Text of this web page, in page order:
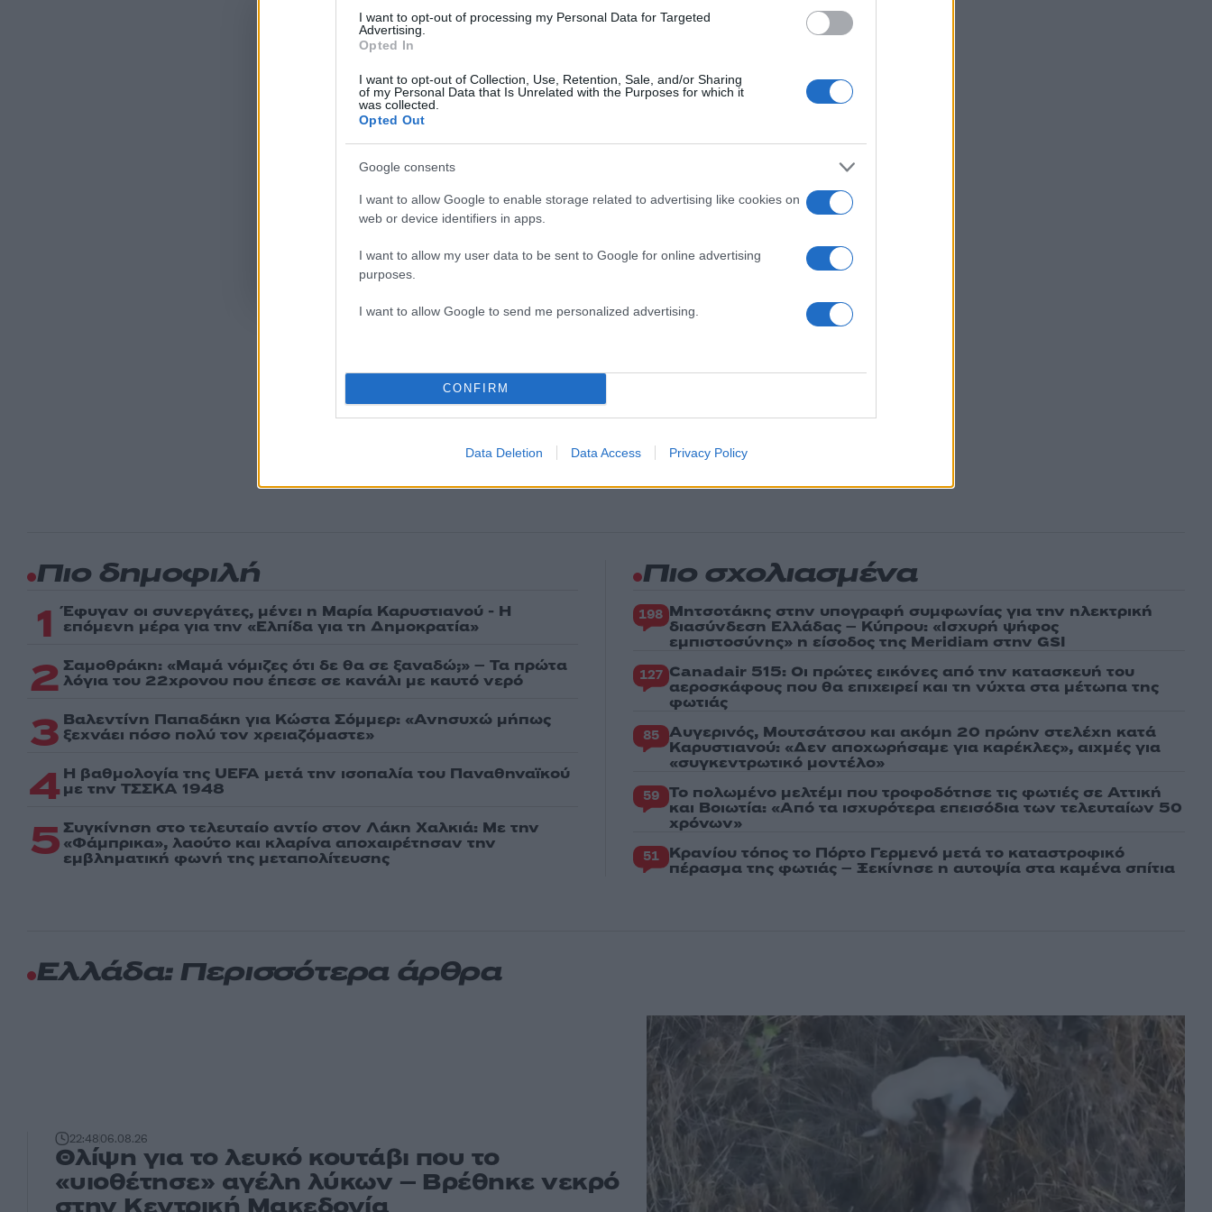
I want to opt-out of processing my Personal Data for Targeted
Advertising.
Opted In
I want to opt-out of Collection, Use, Retention, Sale, and/or Sharing
of my Personal Data that Is Unrelated with the Purposes for which it
was collected.
Opted Out
Google consents
I want to allow Google to enable storage related to advertising like cookies on
web or device identifiers in apps.
I want to allow my user data to be sent to Google for online advertising
purposes.
I want to allow Google to send me personalized advertising.
CONFIRM
Data Deletion Data Access Privacy Policy
50 /50
2000 /2000
. Το site προστατεύεται από reCAPTCHA, ισχύουν
Ελλάδα
Share:
Ακολουθήστε το Νewsit.gr στοGoogle Newsκαι ενημερωθείτε
Πιο δημοφιλή
1 Έφυγαν οι συνεργάτες, μένει η Μαρία Καρυστιανού - Η
επόμενη μέρα για την «Ελπίδα για τη Δημοκρατία»
2 Σαμοθράκη: «Μαμά νόμιζες ότι δε θα σε ξαναδώ;» – Τα πρώτα
λόγια του 22χρονου που έπεσε σε κανάλι με καυτό νερό
3 Βαλεντίνη Παπαδάκη για Κώστα Σόμμερ: «Ανησυχώ μήπως
ξεχνάει πόσο πολύ τον χρειαζόμαστε»
4 Η βαθμολογία της UEFA μετά την ισοπαλία του Παναθηναϊκού
με την ΤΣΣΚΑ 1948
5 Συγκίνηση στο τελευταίο αντίο στον Λάκη Χαλκιά: Με την
«Φάμπρικα», λαούτο και κλαρίνα αποχαιρέτησαν την
εμβληματική φωνή της μεταπολίτευσης
Πιο σχολιασμένα
198 Μητσοτάκης στην υπογραφή συμφωνίας για την ηλεκτρική
διασύνδεση Ελλάδας – Κύπρου: «Ισχυρή ψήφος
εμπιστοσύνης» η είσοδος της Meridiam στην GSI
127 Canadair 515: Οι πρώτες εικόνες από την κατασκευή του
αεροσκάφους που θα επιχειρεί και τη νύχτα στα μέτωπα της
φωτιάς
85 Αυγερινός, Μουτσάτσου και ακόμη 20 πρώην στελέχη κατά
Καρυστιανού: «Δεν αποχωρήσαμε για καρέκλες», αιχμές για
«συγκεντρωτικό μοντέλο»
59 Το πολωμένο μελτέμι που τροφοδότησε τις φωτιές σε Αττική
και Βοιωτία: «Από τα ισχυρότερα επεισόδια των τελευταίων 50
χρόνων»
51 Κρανίου τόπος το Πόρτο Γερμενό μετά το καταστροφικό
πέρασμα της φωτιάς – Ξεκίνησε η αυτοψία στα καμένα σπίτια
Ελλάδα: Περισσότερα άρθρα
22:4806.08.26
Θλίψη για το λευκό κουτάβι που το
«υιοθέτησε» αγέλη λύκων – Βρέθηκε νεκρό